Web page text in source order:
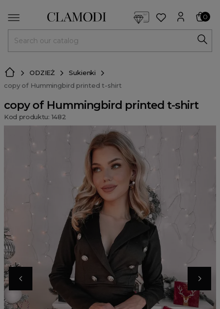
0
ODZIEŻ
Sukienki
copy of Hummingbird printed t-shirt
copy of Hummingbird printed t-shirt
Kod produktu: 1482